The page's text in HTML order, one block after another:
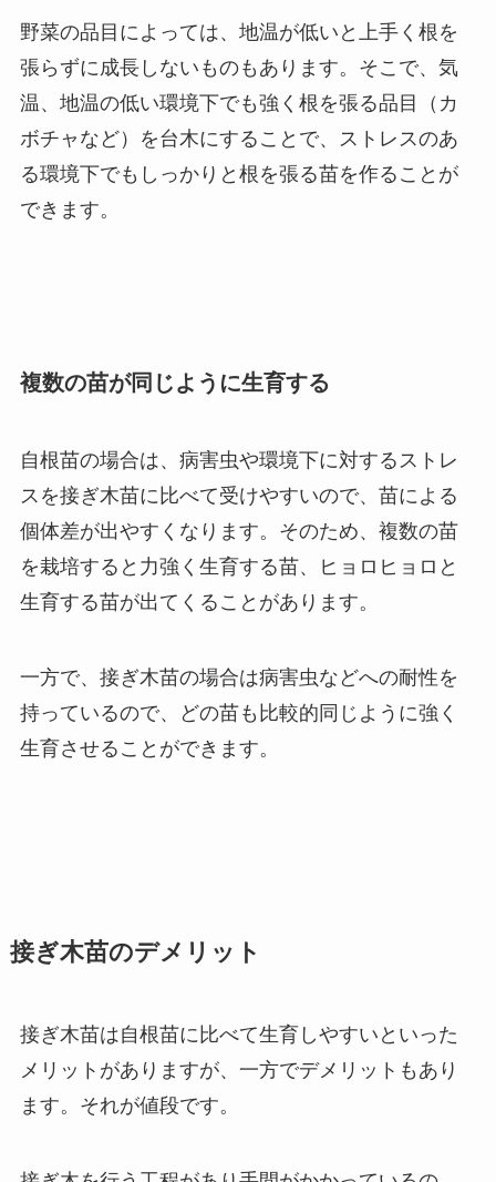
野菜の品目によっては、地温が低いと上手く根を
張らずに成長しないものもあります。そこで、気
温、地温の低い環境下でも強く根を張る品目（カ
ボチャなど）を台木にすることで、 ストレスのあ
る環境下でもしっかりと根を張る苗を作ることが
できます。
複数の苗が同じように生育する
自根苗の場合は、病害虫や環境下に対するストレ
スを接ぎ木苗に比べて受けやすいので、苗による
個体差が出やすくなります。そのため、複数の苗
を栽培すると力強く生育する苗、ヒョロヒョロと
生育する苗が出てくることがあります。
一方で、接ぎ木苗の場合は病害虫などへの耐性を
持っているので、どの苗も比較的同じように強く
生育させることができます。
接ぎ木苗のデメリット
接ぎ木苗は自根苗に比べて生育しやすいといった
メリットがありますが、一方でデメリットもあり
ます。それが値段です。